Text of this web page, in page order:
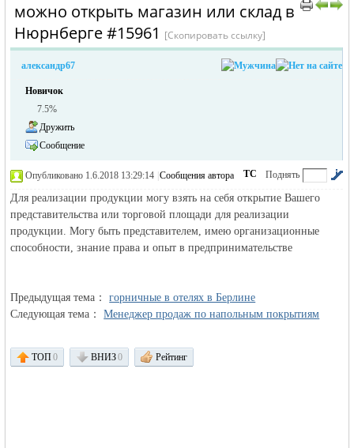
жизнь и
объявления в
› ›
можно открыть магазин или склад в
Нюрнберге #15961 [Скопировать ссылку]
александр67
Новичок
7.5%
Дружить
Сообщение
Поднять
ТС
Опубликовано 1.6.2018 13:29:14 Сообщения автора
Для реализации продукции могу взять на себя открытие Вашего
представительства или торговой площади для реализации
продукции. Могу быть представителем, имею организационные
способности, знание права и опыт в предпринимательстве
Предыдущая тема：горничные в отелях в Берлине
Следующая тема：Менеджер продаж по напольным покрытиям
ТОП0 ВНИЗ0 Рейтинг